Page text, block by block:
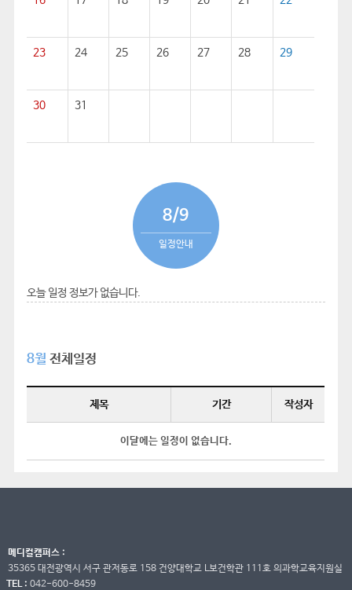
23 24 25 26 27 28 29
30 31
8/9
일정안내
오늘 일정 정보가 없습니다.
8월전체일정
제목 기간 작성자
이달에는 일정이 없습니다.
메디컬캠퍼스 :
35365 대전광역시 서구 관저동로 158 건양대학교 L보건학관 111호 의과학교육지원실
TEL : 042-600-8459